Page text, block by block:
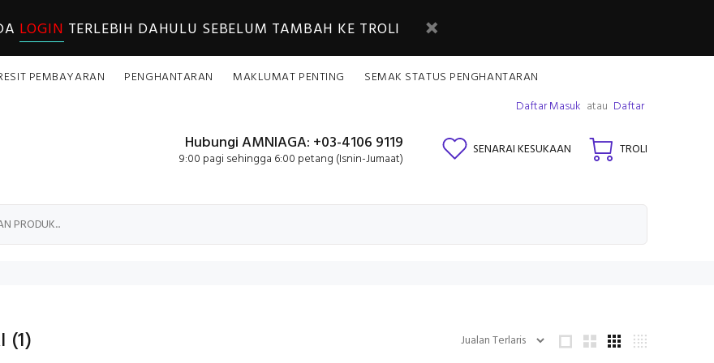
LOGIN TERLEBIH DAHULU SEBELUM TAMBAH KE TROLI
PEMBAYARAN PENGHANTARAN MAKLUMAT PENTING
SEMAK STATUS PENGHANTARAN
Daftar Masuk atau Daftar
Hubungi AMNIAGA: +03-4106 9119
9:00 pagi sehingga 6:00 petang (Isnin-Jumaat)
SENARAI KESUKAAN TROLI
(1)